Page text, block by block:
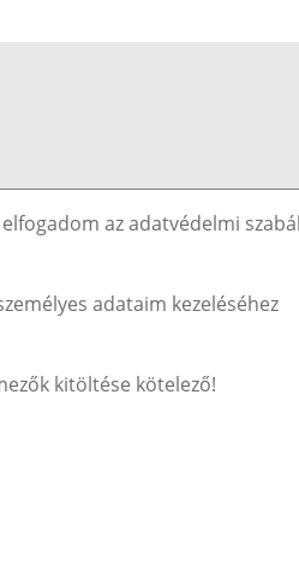
az adatvédelmi
adataim kezeléséhez
kitöltése kötelező!